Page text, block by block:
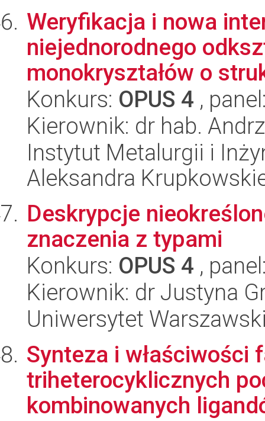
Weryfikacja i nowa
niejednorodnego
monokryształów o
Konkurs: OPUS 4 ,
Kierownik: dr hab.
Instytut Metalurgii i
Aleksandra
Deskrypcje
znaczenia z typami
Konkurs: OPUS 4 ,
Kierownik: dr Justyna
Uniwersytet
Synteza i właściwości
triheterocyklicznych
kombinowanych